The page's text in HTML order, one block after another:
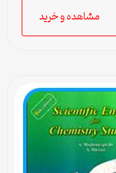
مشاهده و خرید